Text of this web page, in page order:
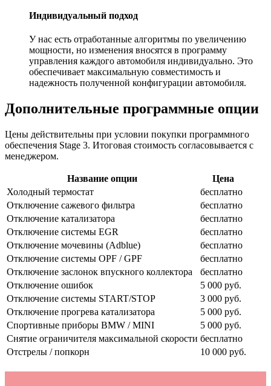
Индивидуальный подход
У нас есть отработанные алгоритмы по увеличению
мощности, но изменения вносятся в программу
управления каждого автомобиля индивидуально. Это
обеспечивает максимальную совместимость и
надежность полученной конфигурации автомобиля.
Дополнительные программные опции
Цены действительны при условии покупки программного
обеспечения Stage 3. Итоговая стоимость согласовывается с
менеджером.
Название опции
Цена
Холодный термостат
бесплатно
Отключение сажевого фильтра
бесплатно
Отключение катализатора
бесплатно
Отключение системы EGR
бесплатно
Отключение мочевины (Adblue)
бесплатно
Отключение системы OPF / GPF
бесплатно
Отключение заслонок впускного коллектора
бесплатно
Отключение ошибок
5 000 руб.
Отключение системы START/STOP
3 000 руб.
Отключение прогрева катализатора
5 000 руб.
Спортивные приборы BMW / MINI
5 000 руб.
Снятие ограничителя максимальной скорости бесплатно
Отстрелы / попкорн
10 000 руб.